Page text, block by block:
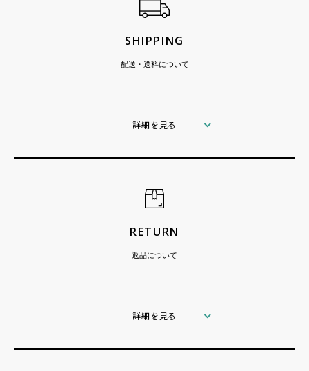
SHIPPING
配送・送料について
詳細を見る
RETURN
返品について
詳細を見る